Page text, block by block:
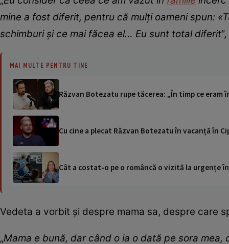
mine a fost diferit, pentru că mulți oameni spun:
schimburi și ce mai făcea el… Eu sunt total diferit
MAI MULTE PENTRU TINE
Răzvan Botezatu rupe tăcerea: „În timp ce eram
Cu cine a plecat Răzvan Botezatu în vacanță în
Cât a costat-o pe o româncă o vizită la urgențe
Vedeta a vorbit și despre mama sa, despre care
„Mama e bună, dar când o ia o dată pe sora